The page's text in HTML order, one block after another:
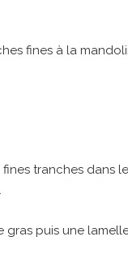
fines à la
tranches dans
puis une lamelle